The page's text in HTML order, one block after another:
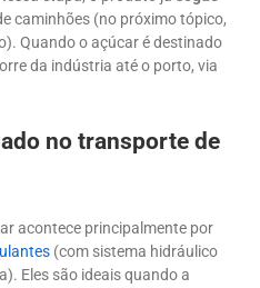
caminhões (no próximo tópico,
Quando o açúcar é destinado
da indústria até o porto, via
no transporte de
acontece principalmente por
(com sistema hidráulico
Eles são ideais quando a